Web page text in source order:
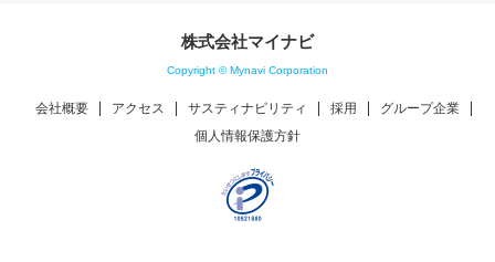
株式会社マイナビ
Copyright © Mynavi Corporation
会社概要 アクセス サスティナビリティ 採用
グループ企業
個人情報保護方針